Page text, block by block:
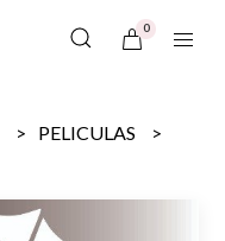
0
PELICULAS